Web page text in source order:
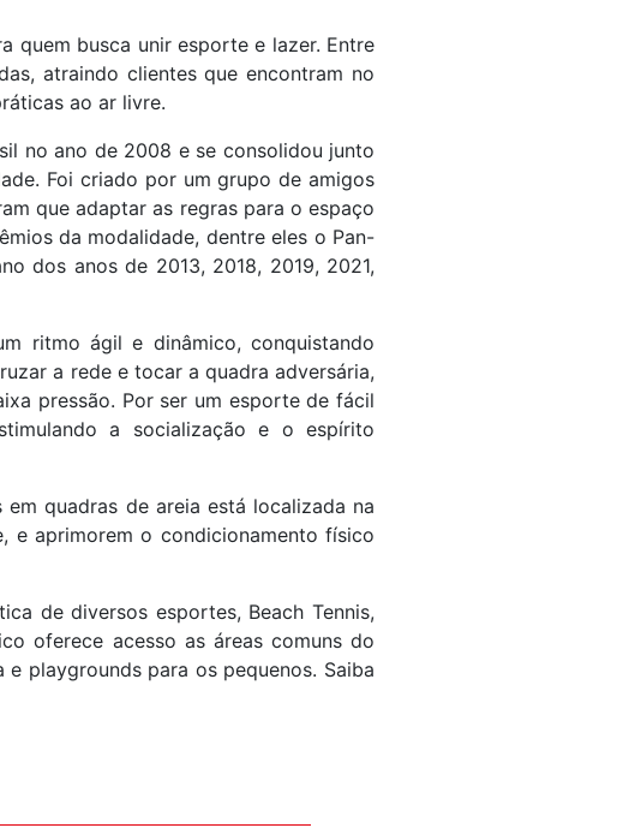
quem busca unir esporte e lazer. Entre
atraindo clientes que encontram no
ao ar livre.
no ano de 2008 e se consolidou junto
Foi criado por um grupo de amigos
que adaptar as regras para o espaço
da modalidade, dentre eles o Pan-
dos anos de 2013, 2018, 2019, 2021,
ritmo ágil e dinâmico, conquistando
a rede e tocar a quadra adversária,
pressão. Por ser um esporte de fácil
a socialização e o espírito
quadras de areia está localizada na
e aprimorem o condicionamento físico
de diversos esportes, Beach Tennis,
oferece acesso as áreas comuns do
playgrounds para os pequenos. Saiba